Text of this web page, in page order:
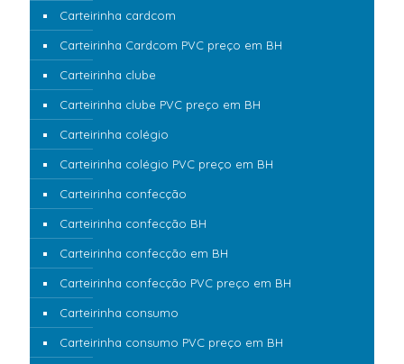
Carteirinha cardcom
Carteirinha Cardcom PVC preço em BH
Carteirinha clube
Carteirinha clube PVC preço em BH
Carteirinha colégio
Carteirinha colégio PVC preço em BH
Carteirinha confecção
Carteirinha confecção BH
Carteirinha confecção em BH
Carteirinha confecção PVC preço em BH
Carteirinha consumo
Carteirinha consumo PVC preço em BH